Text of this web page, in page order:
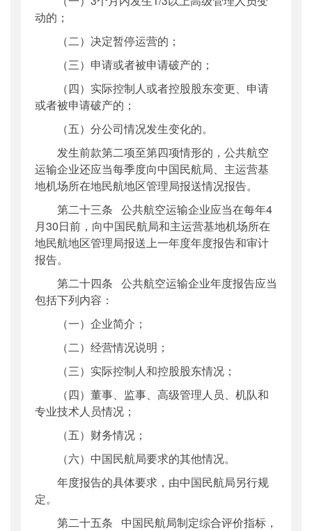
动的；
（二）决定暂停运营的；
（三）申请或者被申请破产的；
（四）实际控制人或者控股股东变更、申请
或者被申请破产的；
（五）分公司情况发生变化的。
发生前款第二项至第四项情形的，公共航空
运输企业还应当每季度向中国民航局、主运营基
地机场所在地民航地区管理局报送情况报告。
第二十三条 公共航空运输企业应当在每年4
月30日前，向中国民航局和主运营基地机场所在
地民航地区管理局报送上一年度年度报告和审计
报告。
第二十四条 公共航空运输企业年度报告应当
包括下列内容：
（一）企业简介；
（二）经营情况说明；
（三）实际控制人和控股股东情况；
（四）董事、监事、高级管理人员、机队和
专业技术人员情况；
（五）财务情况；
（六）中国民航局要求的其他情况。
年度报告的具体要求，由中国民航局另行规
定。
第二十五条 中国民航局制定综合评价指标，